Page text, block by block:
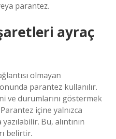
parantez.
ayraç
olmayan
parantez kullanılır.
ve durumlarını göstermek
içine yalnızca
Bu, alıntının
belirtir.